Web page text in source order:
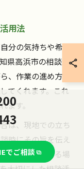
用法
分の気持ちや希望
県高浜市の相談窓
、作業の進め方や
てくれます。これ
ます。
は、現地での立ち
時にその旨を伝え
案してもらえる場
でご相談